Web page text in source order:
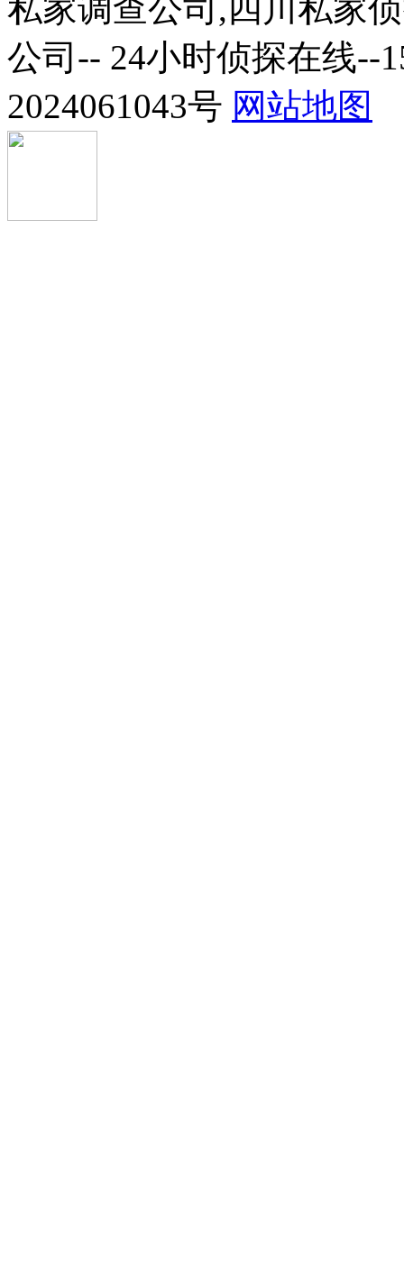
私家调查公司,四川私家
公司-- 24小时侦探在线
2024061043号 网站地图